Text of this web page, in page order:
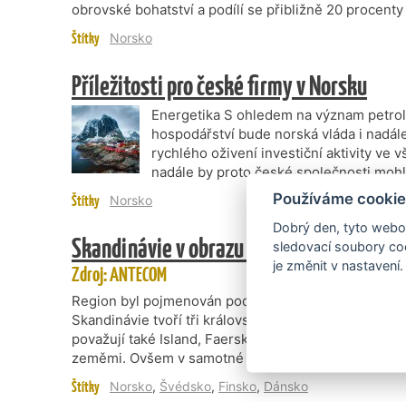
obrovské bohatství a podílí se přibližně 20 procenty
Štítky Norsko
Příležitosti pro české firmy v Norsku
Energetika S ohledem na význam
hospodářství bude norská vláda i
rychlého oživení investiční aktivity ve
nadále by proto české společnosti
Štítky Norsko
Skandinávie v obrazu anamorfních map
Zdroj: ANTECOM
Region byl pojmenován podle jižní části Švédska
Skandinávie tvoří tři království: Švédsko, Norsko a
považují také Island, Faerské ostrovy a Finsko,
zeměmi. Ovšem v samotné Skandinávii se…
Štítky Norsko, Švédsko, Finsko, Dánsko
Používáme
Dobrý den, tyto
sledovací soubory
je změnit v nastavení.